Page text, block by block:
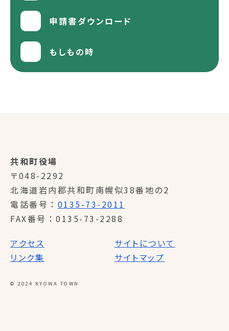
申請書ダウンロード
もしもの時
共和町役場
〒048-2292
北海道岩内郡共和町南幌似38番地の2
電話番号
0135-73-2011
FAX番号
0135-73-2288
アクセス
サイトについて
リンク集
サイトマップ
© 2024 KYOWA TOWN